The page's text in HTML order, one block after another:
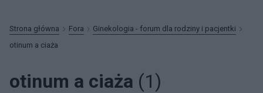
Strona główna Fora
Ginekologia - forum dla rodziny i pacjentki
otinum a ciaża
otinum a ciaża (1)